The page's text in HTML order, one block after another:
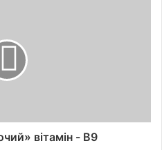
вітамін - B9